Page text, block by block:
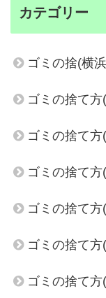
カテゴリー
ゴミの捨(横
ゴミの捨て方
ゴミの捨て方
ゴミの捨て方
ゴミの捨て方
ゴミの捨て方
ゴミの捨て